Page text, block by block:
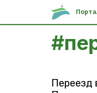
#
Переезд